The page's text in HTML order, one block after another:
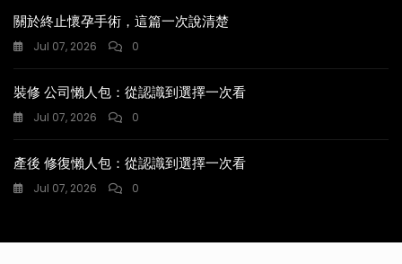
關於終止懷孕手術，這篇一次說清楚
Jul 07, 2026 0
裝修 公司懶人包：從認識到選擇一次看
Jul 07, 2026 0
產後 修復懶人包：從認識到選擇一次看
Jul 07, 2026 0